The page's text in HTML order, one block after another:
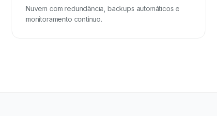
Nuvem com redundância, backups automáticos e
monitoramento contínuo.